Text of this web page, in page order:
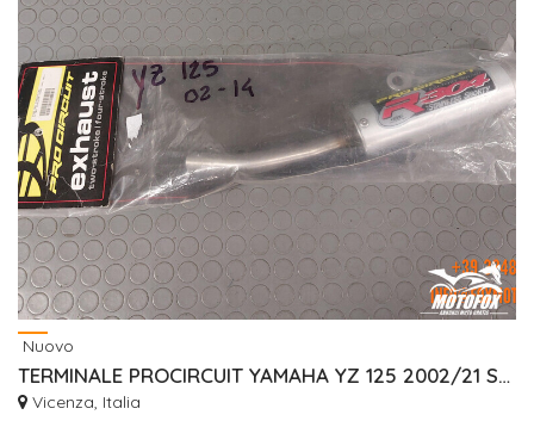
Nuovo
TERMINALE PROCIRCUIT YAMAHA YZ 125 2002/21 SCARICO
Vicenza, Italia